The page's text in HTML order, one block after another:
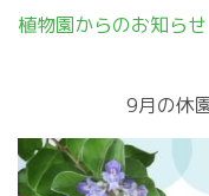
植物園からのお知らせ
9月の休